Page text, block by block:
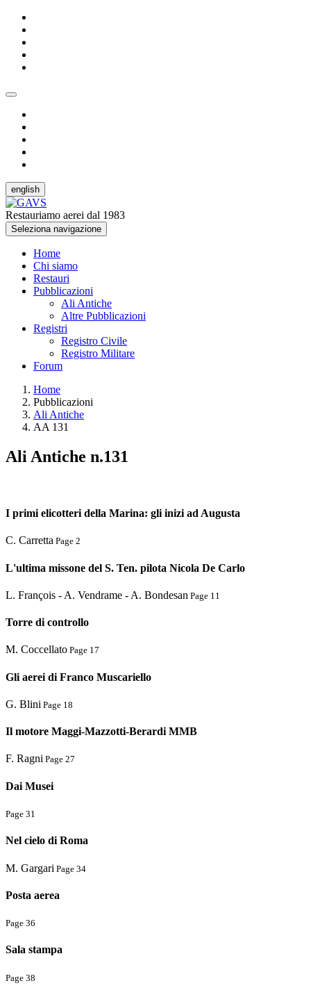
english
Restauriamo aerei dal 1983
Seleziona navigazione
Home
Chi siamo
Restauri
Pubblicazioni
Ali Antiche
Altre Pubblicazioni
Registri
Registro Civile
Registro Militare
Forum
Home
Pubblicazioni
Ali Antiche
AA 131
Ali Antiche n.131
I primi elicotteri della Marina: gli inizi ad Augusta
C. Carretta Page 2
L'ultima missone del S. Ten. pilota Nicola De Carlo
L. François - A. Vendrame - A. Bondesan Page 11
Torre di controllo
M. Coccellato Page 17
Gli aerei di Franco Muscariello
G. Blini Page 18
Il motore Maggi-Mazzotti-Berardi MMB
F. Ragni Page 27
Dai Musei
Page 31
Nel cielo di Roma
M. Gargari Page 34
Posta aerea
Page 36
Sala stampa
Page 38